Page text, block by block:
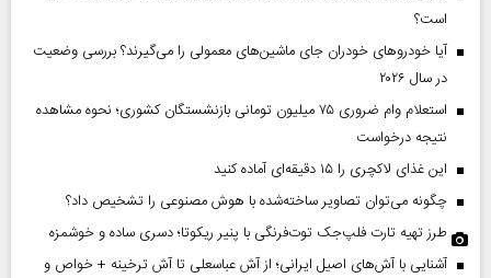
است؟
آیا خودروهای خودران جای ماشین‌های معمولی را می‌گیرند؟ بررسی وضعیت
در سال ۲۰۲۶
استعلام وام ضروری ۷۵ میلیون تومانی بازنشستگان کشوری؛ نحوه مشاهده
نتیجه درخواست
این غذای لاکچری را ۱۵ دقیقه‌ای آماده کنید
چگونه می‌توان تصاویر ساخته‌شده با هوش مصنوعی را تشخیص داد؟
طرز تهیه تارت فلپ‌جک توت‌فرنگی با پنیر ریکوتا؛ دسری ساده و خوشمزه
آشنایی با آش‌های اصیل ایرانی؛ از آش عباسعلی تا آش ترخینه + خواص و